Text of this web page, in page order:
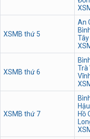
XSMB thứ 5
An
XSMB thứ 6
Trà
XSMB thứ 7
Hồ